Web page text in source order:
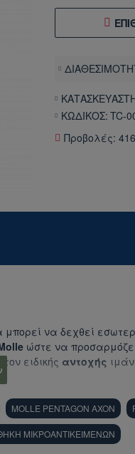
ΚΩΔΙΚΟΣ: TC-
Προβολές:
να δεχθεί
ώστε να
ειδικής αντοχής
MOLLE PENTAGON AXON
ΜΙΚΡΟΑΝΤΙΚΕΙΜΕΝΩΝ